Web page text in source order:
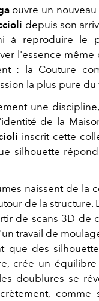
ouvre un
depuis son
à reproduire le
l'essence même
: la Couture
la plus pure du
une
de la
inscrit cette
silhouette
naissent de la
de la structure.
de scans 3D de
travail de
que des
crée un équilibre
doublures se
comme